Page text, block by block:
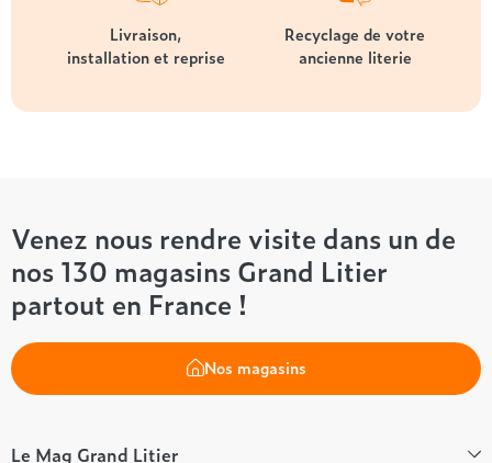
Livraison,
installation et reprise
Recyclage de votre
ancienne literie
Venez nous rendre visite dans un de
nos 130 magasins Grand Litier
partout en France !
Nos magasins
Le Mag Grand Litier